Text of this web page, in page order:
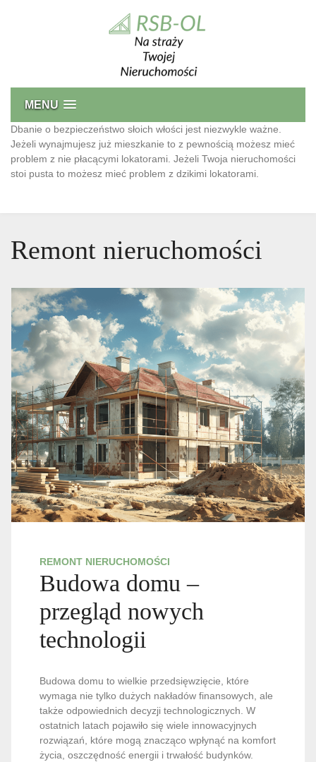
MENU
Dbanie o bezpieczeństwo słoich włości jest niezwykle ważne.
Jeżeli wynajmujesz już mieszkanie to z pewnością możesz mieć
problem z nie płacącymi lokatorami. Jeżeli Twoja nieruchomości
stoi pusta to możesz mieć problem z dzikimi lokatorami.
Remont nieruchomości
REMONT NIERUCHOMOŚCI
Budowa domu –
przegląd nowych
technologii
Budowa domu to wielkie przedsięwzięcie, które
wymaga nie tylko dużych nakładów finansowych, ale
także odpowiednich decyzji technologicznych. W
ostatnich latach pojawiło się wiele innowacyjnych
rozwiązań, które mogą znacząco wpłynąć na komfort
życia, oszczędność energii i trwałość budynków.